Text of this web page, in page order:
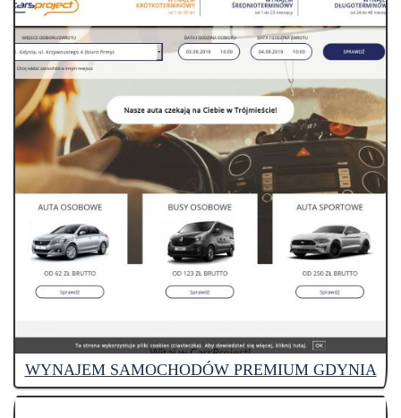
WYNAJEM SAMOCHODÓW PREMIUM GDYNIA